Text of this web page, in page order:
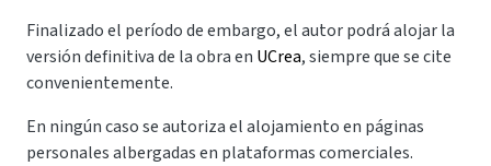
Finalizado el período de embargo, el autor podrá alojar la
versión definitiva de la obra en UCrea, siempre que se cite
convenientemente.
En ningún caso se autoriza el alojamiento en páginas
personales albergadas en plataformas comerciales.